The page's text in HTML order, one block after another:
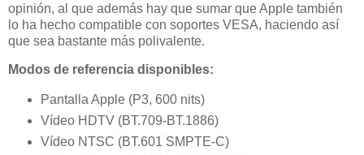
opinión, al que además hay que sumar que Apple también
lo ha hecho compatible con soportes VESA, haciendo así
que sea bastante más polivalente.
Modos de referencia disponibles:
Pantalla Apple (P3, 600 nits)
Vídeo HDTV (BT.709-BT.1886)
Vídeo NTSC (BT.601 SMPTE-C)